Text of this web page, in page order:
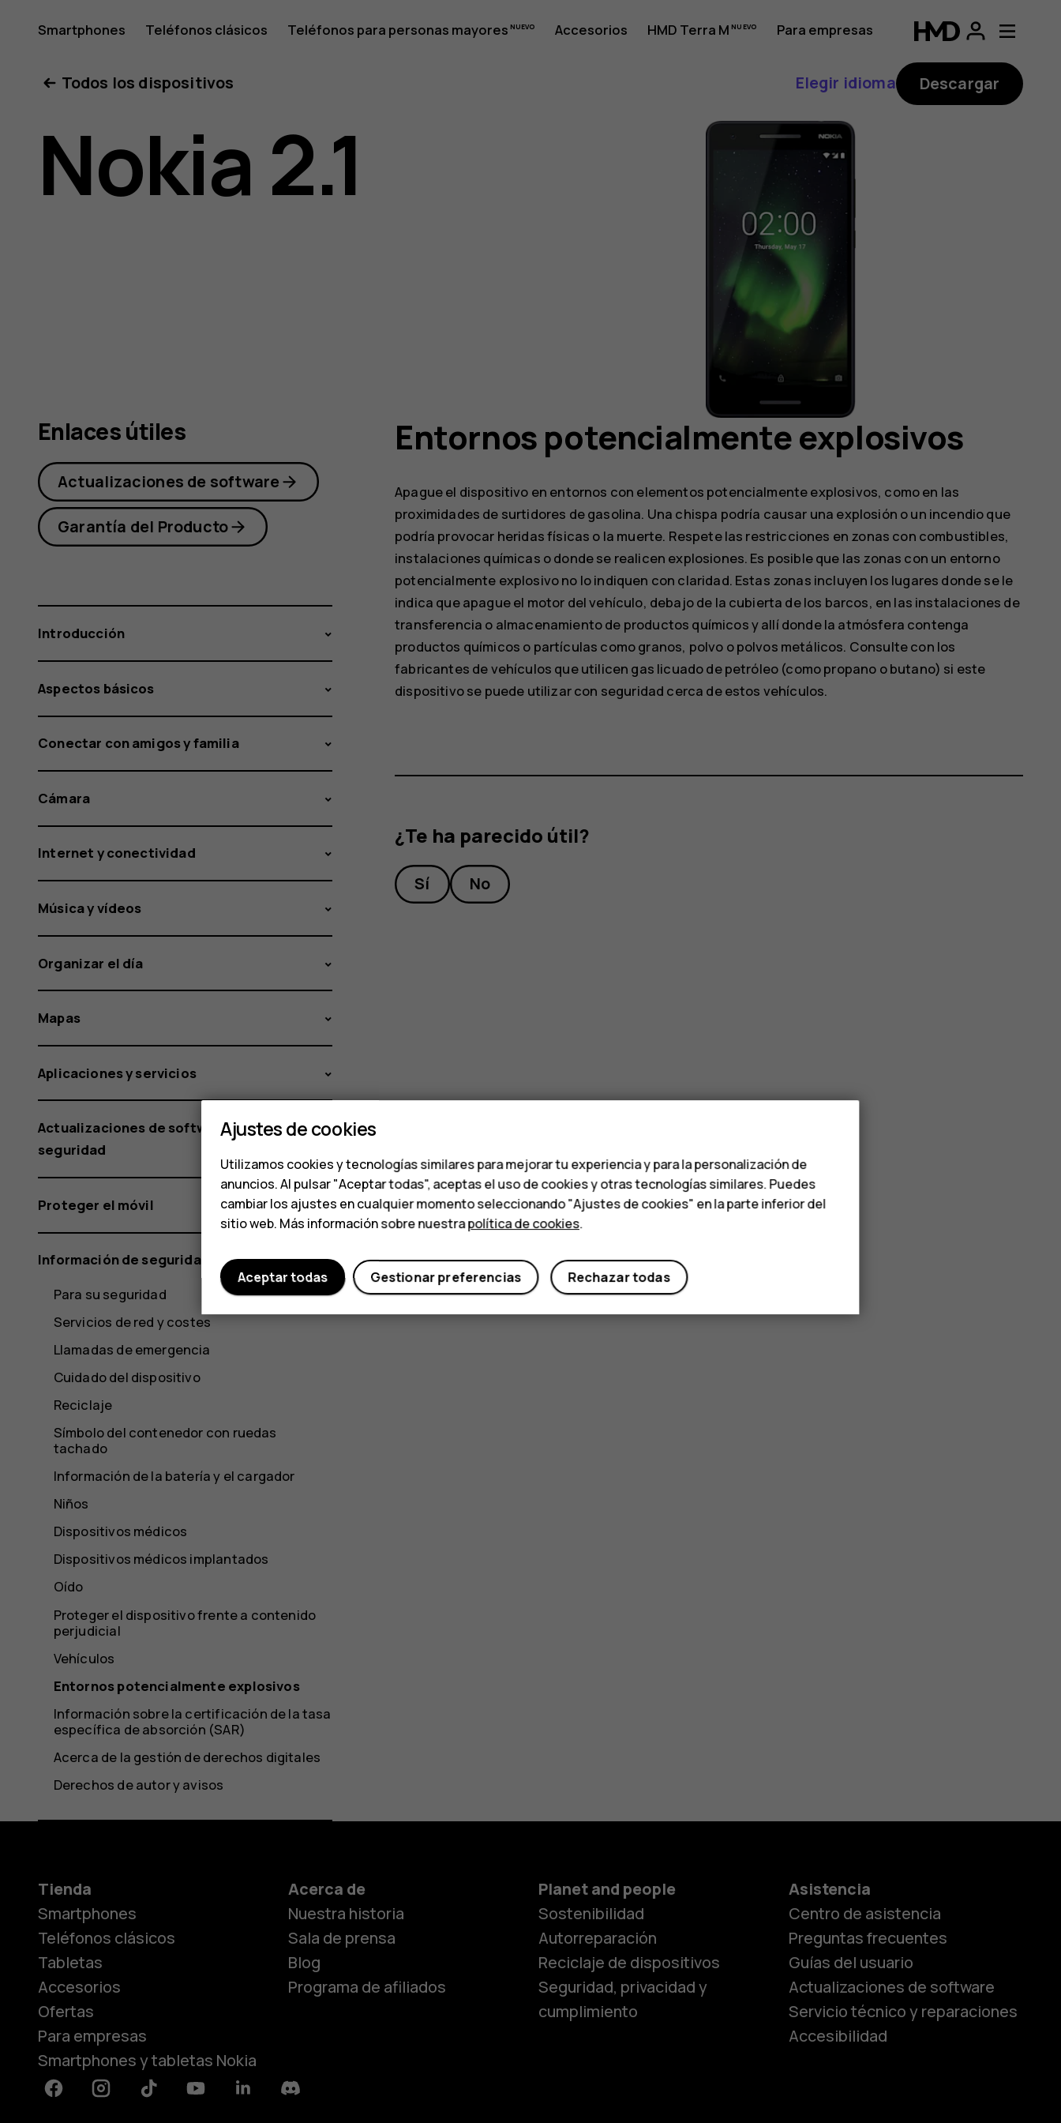
Guía
del
usuario
2.1
Smartphones Teléfonos clásicos Teléfonos para personas mayores Accesorios HMD Terra M
Para empresas
Smartphones
Teléfonos clásicos
Teléfonos para
Todos los dispositivos
Elegir idioma Descargar
Nokia 2.1
Entornos potencialmente explosivos
Apague el dispositivo en entornos con elementos potencialmente explosivos, como en las
proximidades de surtidores de gasolina. Una chispa podría causar una explosión o un incendio que
podría provocar heridas físicas o la muerte. Respete las restricciones en zonas con combustibles,
instalaciones químicas o donde se realicen explosiones. Es posible que las zonas con un entorno
potencialmente explosivo no lo indiquen con claridad. Estas zonas incluyen los lugares donde se le
indica que apague el motor del vehículo, debajo de la cubierta de los barcos, en las instalaciones de
transferencia o almacenamiento de productos químicos y allí donde la atmósfera contenga
productos químicos o partículas como granos, polvo o polvos metálicos. Consulte con los
fabricantes de vehículos que utilicen gas licuado de petróleo (como propano o butano) si este
dispositivo se puede utilizar con seguridad cerca de estos vehículos.
¿Te ha parecido útil?
Sí No
Enlaces útiles
Actualizaciones de software
Garantía del Producto
Introducción
Aspectos básicos
Conectar con amigos y familia
Cámara
Internet y conectividad
Música y vídeos
Organizar el día
Mapas
Aplicaciones y servicios
Actualizaciones de software y copias de
seguridad
Proteger el móvil
Información de seguridad y del producto
Para su seguridad
Servicios de red y costes
Llamadas de emergencia
Cuidado del dispositivo
Reciclaje
Símbolo del contenedor con ruedas
tachado
Información de la batería y el cargador
Niños
Dispositivos médicos
Dispositivos médicos implantados
Oído
Proteger el dispositivo frente a contenido
perjudicial
Vehículos
Entornos potencialmente explosivos
Información sobre la certificación de la tasa
específica de absorción (SAR)
Acerca de la gestión de derechos digitales
Derechos de autor y avisos
Tienda
Smartphones
Teléfonos clásicos
Tabletas
Accesorios
Ofertas
Para empresas
Smartphones y tabletas Nokia
Acerca de
Nuestra historia
Sala de prensa
Blog
Programa de afiliados
Planet and people
Sostenibilidad
Autorreparación
Reciclaje de dispositivos
Seguridad, privacidad y
cumplimiento
Asistencia
Centro de asistencia
Preguntas frecuentes
Guías del usuario
Actualizaciones de software
Servicio técnico y reparaciones
Accesibilidad
FacebookInstagramTiktok YoutubeLinkedinDiscord
Ajustes de cookies
Utilizamos cookies y tecnologías similares para mejorar tu experiencia y para la personalización de
anuncios. Al pulsar "Aceptar todas", aceptas el uso de cookies y otras tecnologías similares. Puedes
cambiar los ajustes en cualquier momento seleccionando "Ajustes de cookies" en la parte inferior del
sitio web. Más información sobre nuestrapolítica de cookies.
Rechazar todas
Gestionar preferencias
Aceptar todas